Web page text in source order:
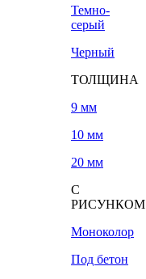
Темно-
серый
Черный
ТОЛЩИНА
9 мм
10 мм
20 мм
С
РИСУНКОМ
Моноколор
Под бетон